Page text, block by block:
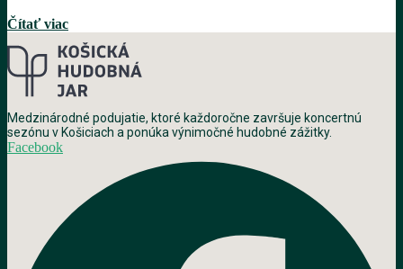
Čítať viac
Medzinárodné podujatie, ktoré každoročne završuje koncertnú
sezónu v Košiciach a ponúka výnimočné hudobné zážitky.
Facebook